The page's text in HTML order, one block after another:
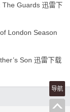
The Guards 迅雷下
London Season
Son 迅雷下载
导航